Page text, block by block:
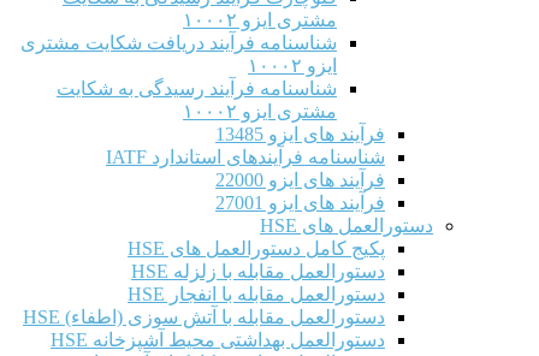
مشتری ایزو ۱۰۰۰۲
شناسنامه فرآیند دریافت شکایت مشتری
ایزو ۱۰۰۰۲
شناسنامه فرآیند رسیدگی به شکایت
مشتری ایزو ۱۰۰۰۲
فرآیند های ایزو 13485
شناسنامه فرآیندهای استاندارد IATF
فرآیند های ایزو 22000
فرآیند های ایزو 27001
دستورالعمل های HSE
پکیج کامل دستورالعمل های HSE
دستورالعمل مقابله با زلزله HSE
دستورالعمل مقابله با انفجار HSE
دستورالعمل مقابله با آتش سوزی (اطفاء) HSE
دستورالعمل بهداشتی محیط آشپزخانه HSE